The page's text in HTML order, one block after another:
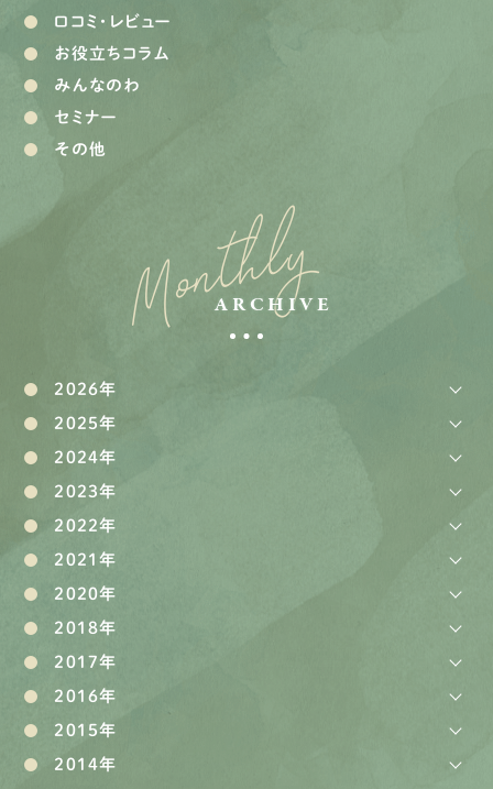
口コミ・レビュー
お役立ちコラム
みんなのわ
セミナー
その他
Monthly
ARCHIVE
2026年
2025年
2024年
2023年
2022年
2021年
2020年
2018年
2017年
2016年
2015年
2014年